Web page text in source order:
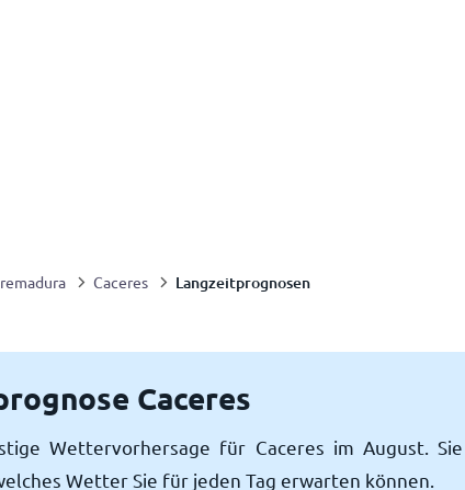
Caceres Langzeitprognosen
Caceres
Wettervorhersage für Caceres im August.
Wetter Sie für jeden Tag erwarten können.